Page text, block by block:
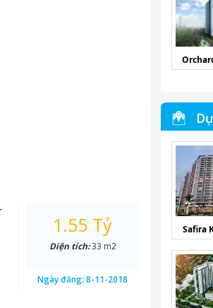
1.55 Tỷ
Diện tích:33 m2
Ngày đăng:8-11-2018
Safira